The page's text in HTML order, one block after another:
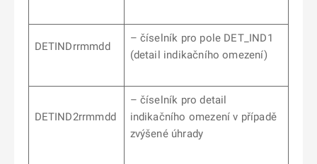
DETINDrrmmdd
– číselník pro pole DET_IND1
(detail indikačního omezení)
DETIND2rrmmdd
– číselník pro detail
indikačního omezení v případě
zvýšené úhrady